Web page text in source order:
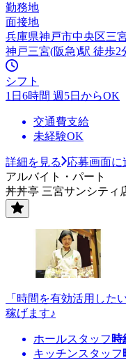
勤務地
面接地
兵庫県神戸市中央区三
神戸三宮(阪急)駅 徒歩2
シフト
1日6時間 週5日からOK
交通費支給
未経験OK
詳細を見る
応募画面に
アルバイト・パート
丼丼亭 三宮サンシティ
「時間を有効活用した
稼げます♪
ホールスタッフ 時
キッチンスタッフ